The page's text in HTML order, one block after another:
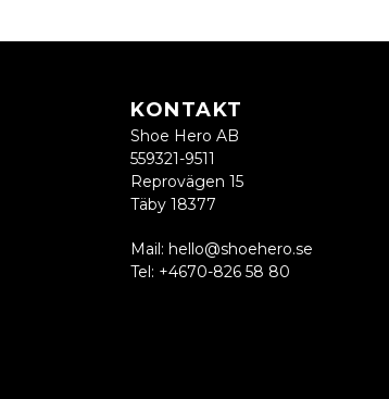
KONTAKT
Shoe Hero AB
559321-9511
Reprovägen 15
Täby 18377
Mail: hello@shoehero.se
Tel: +4670-826 58 80